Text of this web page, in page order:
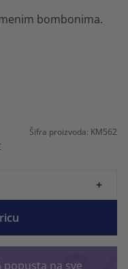
bombonima.
Šifra proizvoda: KM562
+
popusta na sve